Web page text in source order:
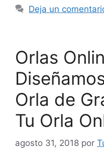
Deja un
Orlas
Orla de
Tu Orla
agosto 31, 2018 por